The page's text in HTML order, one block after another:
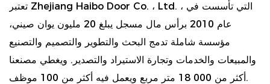
تعتبر Zhejiang Haibo Door Co. ، Ltd. ، التي تأسست في
عام 2010 برأس مال مسجل يبلغ 20 مليون يوان صيني،
مؤسسة شاملة تدمج البحث والتطوير والتصميم والتصنيع
والمبيعات والخدمات وتجارة الاستيراد والتصدير. ويغطي مصنعنا
أكثر من 000 18 متر مربع ويعمل فيه أكثر من 100 موظف.